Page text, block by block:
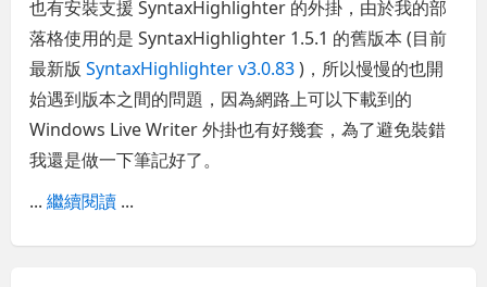
也有安裝支援 SyntaxHighlighter 的外掛，由於我的部
落格使用的是 SyntaxHighlighter 1.5.1 的舊版本 (目前
最新版SyntaxHighlighter v3.0.83)，所以慢慢的也開
始遇到版本之間的問題，因為網路上可以下載到的
Windows Live Writer 外掛也有好幾套，為了避免裝錯
我還是做一下筆記好了。
...繼續閱讀 ...